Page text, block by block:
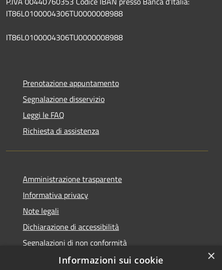
IT86L0100004306TU0000008988
IT86L0100004306TU0000008988
Prenotazione appuntamento
Segnalazione disservizio
Leggi le FAQ
Richiesta di assistenza
Amministrazione trasparente
Informativa privacy
Note legali
Dichiarazione di accessibilità
Segnalazioni di non conformità
×
Informazioni sui cookie